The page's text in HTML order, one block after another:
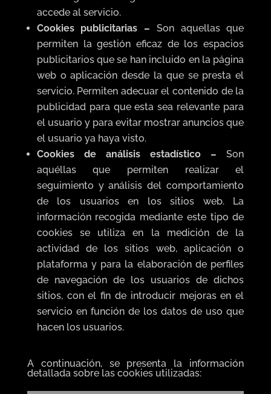
accede al servicio.
Cookies publicitarias – Son aquellas que
permiten la gestión eficaz de los espacios
publicitarios que se han incluido en la página
web o aplicación desde la que se presta el
servicio. Permiten adecuar el contenido de la
publicidad para que esta sea relevante para
el usuario y para evitar mostrar anuncios que
el usuario ya haya visto.
Cookies de análisis estadístico –Son
aquéllas que permiten realizar el
seguimiento y análisis del comportamiento
de los usuarios en los sitios web. La
información recogida mediante este tipo de
cookies se utiliza en la medición de la
actividad de los sitios web, aplicación o
plataforma y para la elaboración de perfiles
de navegación de los usuarios de dichos
sitios, con el fin de introducir mejoras en el
servicio en función de los datos de uso que
hacen los usuarios.
A continuación, se presenta la información
detallada sobre las cookies utilizadas: